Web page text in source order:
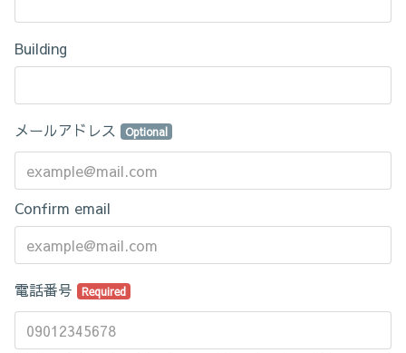
Building
メールアドレス Optional
Confirm email
電話番号 Required